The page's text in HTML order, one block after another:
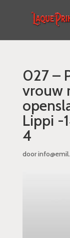
027 –
vrouw
Lippi
4
door